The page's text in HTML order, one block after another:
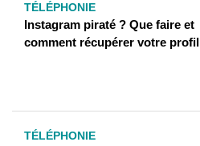
TÉLÉPHONIE
Instagram piraté ? Que faire et
comment récupérer votre profil
TÉLÉPHONIE